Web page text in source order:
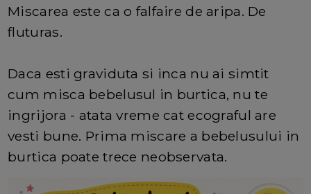
Miscarea este ca o falfaire de aripa. De
fluturas.
Daca esti graviduta si inca nu ai simtit
cum misca bebelusul in burtica, nu te
ingrijora - atata vreme cat ecograful are
vesti bune. Prima miscare a bebelusului in
burtica poate trece neobservata.